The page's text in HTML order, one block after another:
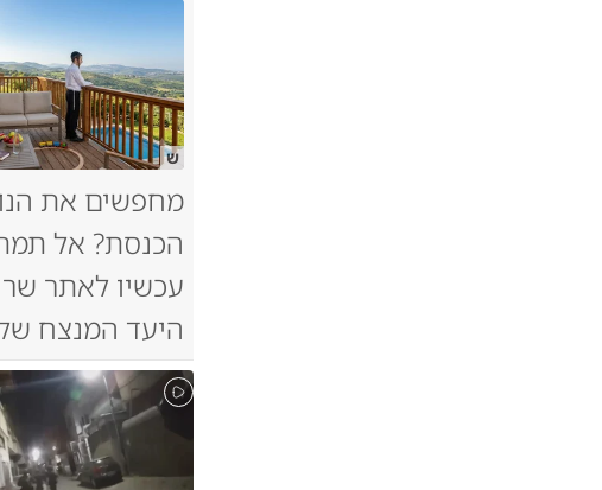
ש
מחפשים את
הכנסת? אל
עכשיו לאתר
היעד המנצח